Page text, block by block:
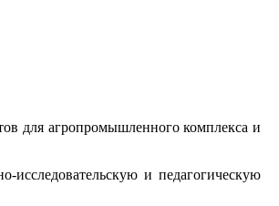
для агропромышленного комплекса и
и педагогическую